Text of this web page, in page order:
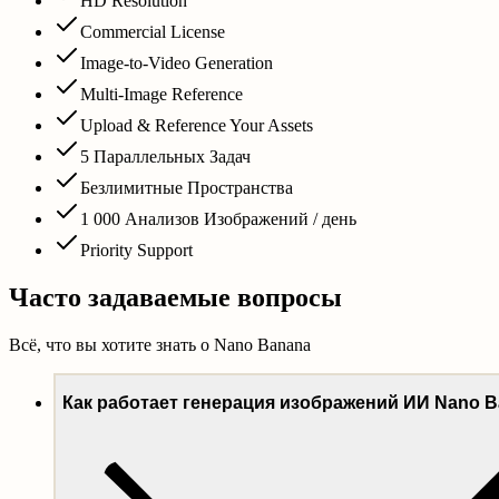
Commercial License
Image-to-Video Generation
Multi-Image Reference
Upload & Reference Your Assets
5 Параллельных Задач
Безлимитные Пространства
1 000 Анализов Изображений / день
Priority Support
Часто задаваемые вопросы
Всё, что вы хотите знать о Nano Banana
Как работает генерация изображений ИИ Nano